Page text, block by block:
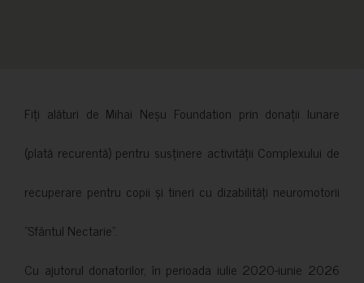
Fiți alături de Mihai Neșu Foundation prin donații lunare
(plată recurentă) pentru susținere activității Complexului de
recuperare pentru copii și tineri cu dizabilități neuromotorii
”Sfântul Nectarie”.
Cu ajutorul donatorilor, în perioada iulie 2020-iunie 2026